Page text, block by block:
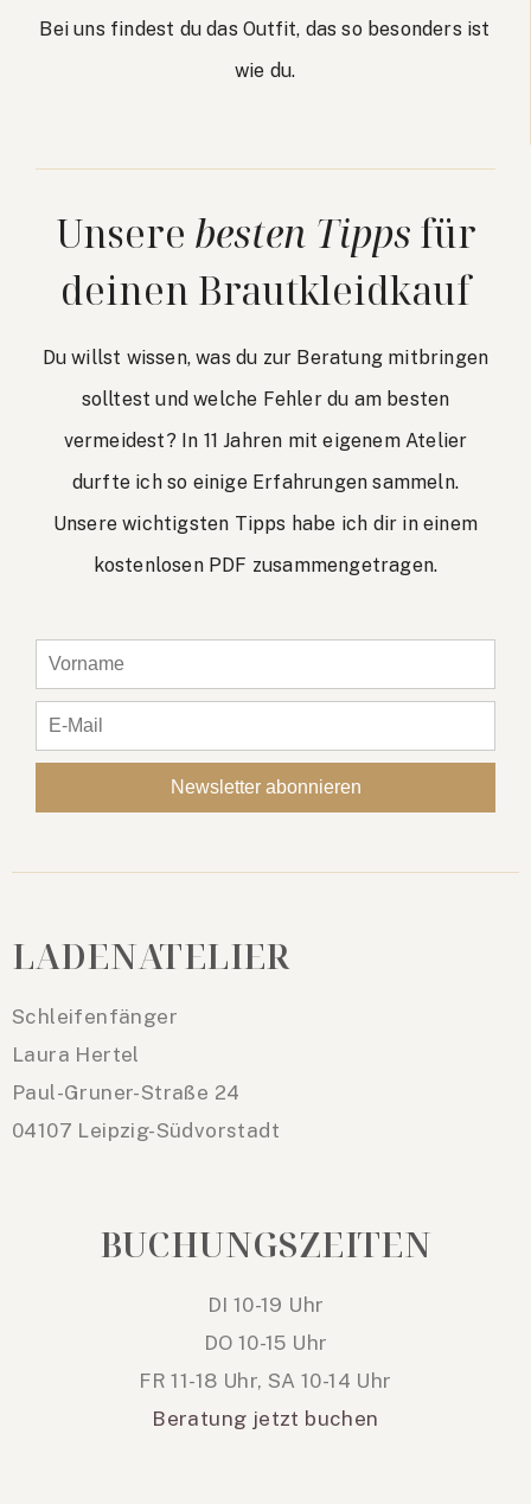
Bei uns findest du das Outfit, das so besonders ist
wie du.
Unsere besten Tipps für
deinen Brautkleidkauf
Du willst wissen, was du zur Beratung mitbringen
solltest und welche Fehler du am besten
vermeidest? In 11 Jahren mit eigenem Atelier
durfte ich so einige Erfahrungen sammeln.
Unsere wichtigsten Tipps habe ich dir in einem
kostenlosen PDF zusammengetragen.
LADENATELIER
Schleifenfänger
Laura Hertel
Paul-Gruner-Straße 24
04107 Leipzig-Südvorstadt
BUCHUNGSZEITEN
DI 10-19 Uhr
DO 10-15 Uhr
FR 11-18 Uhr, SA 10-14 Uhr
Beratung jetzt buchen